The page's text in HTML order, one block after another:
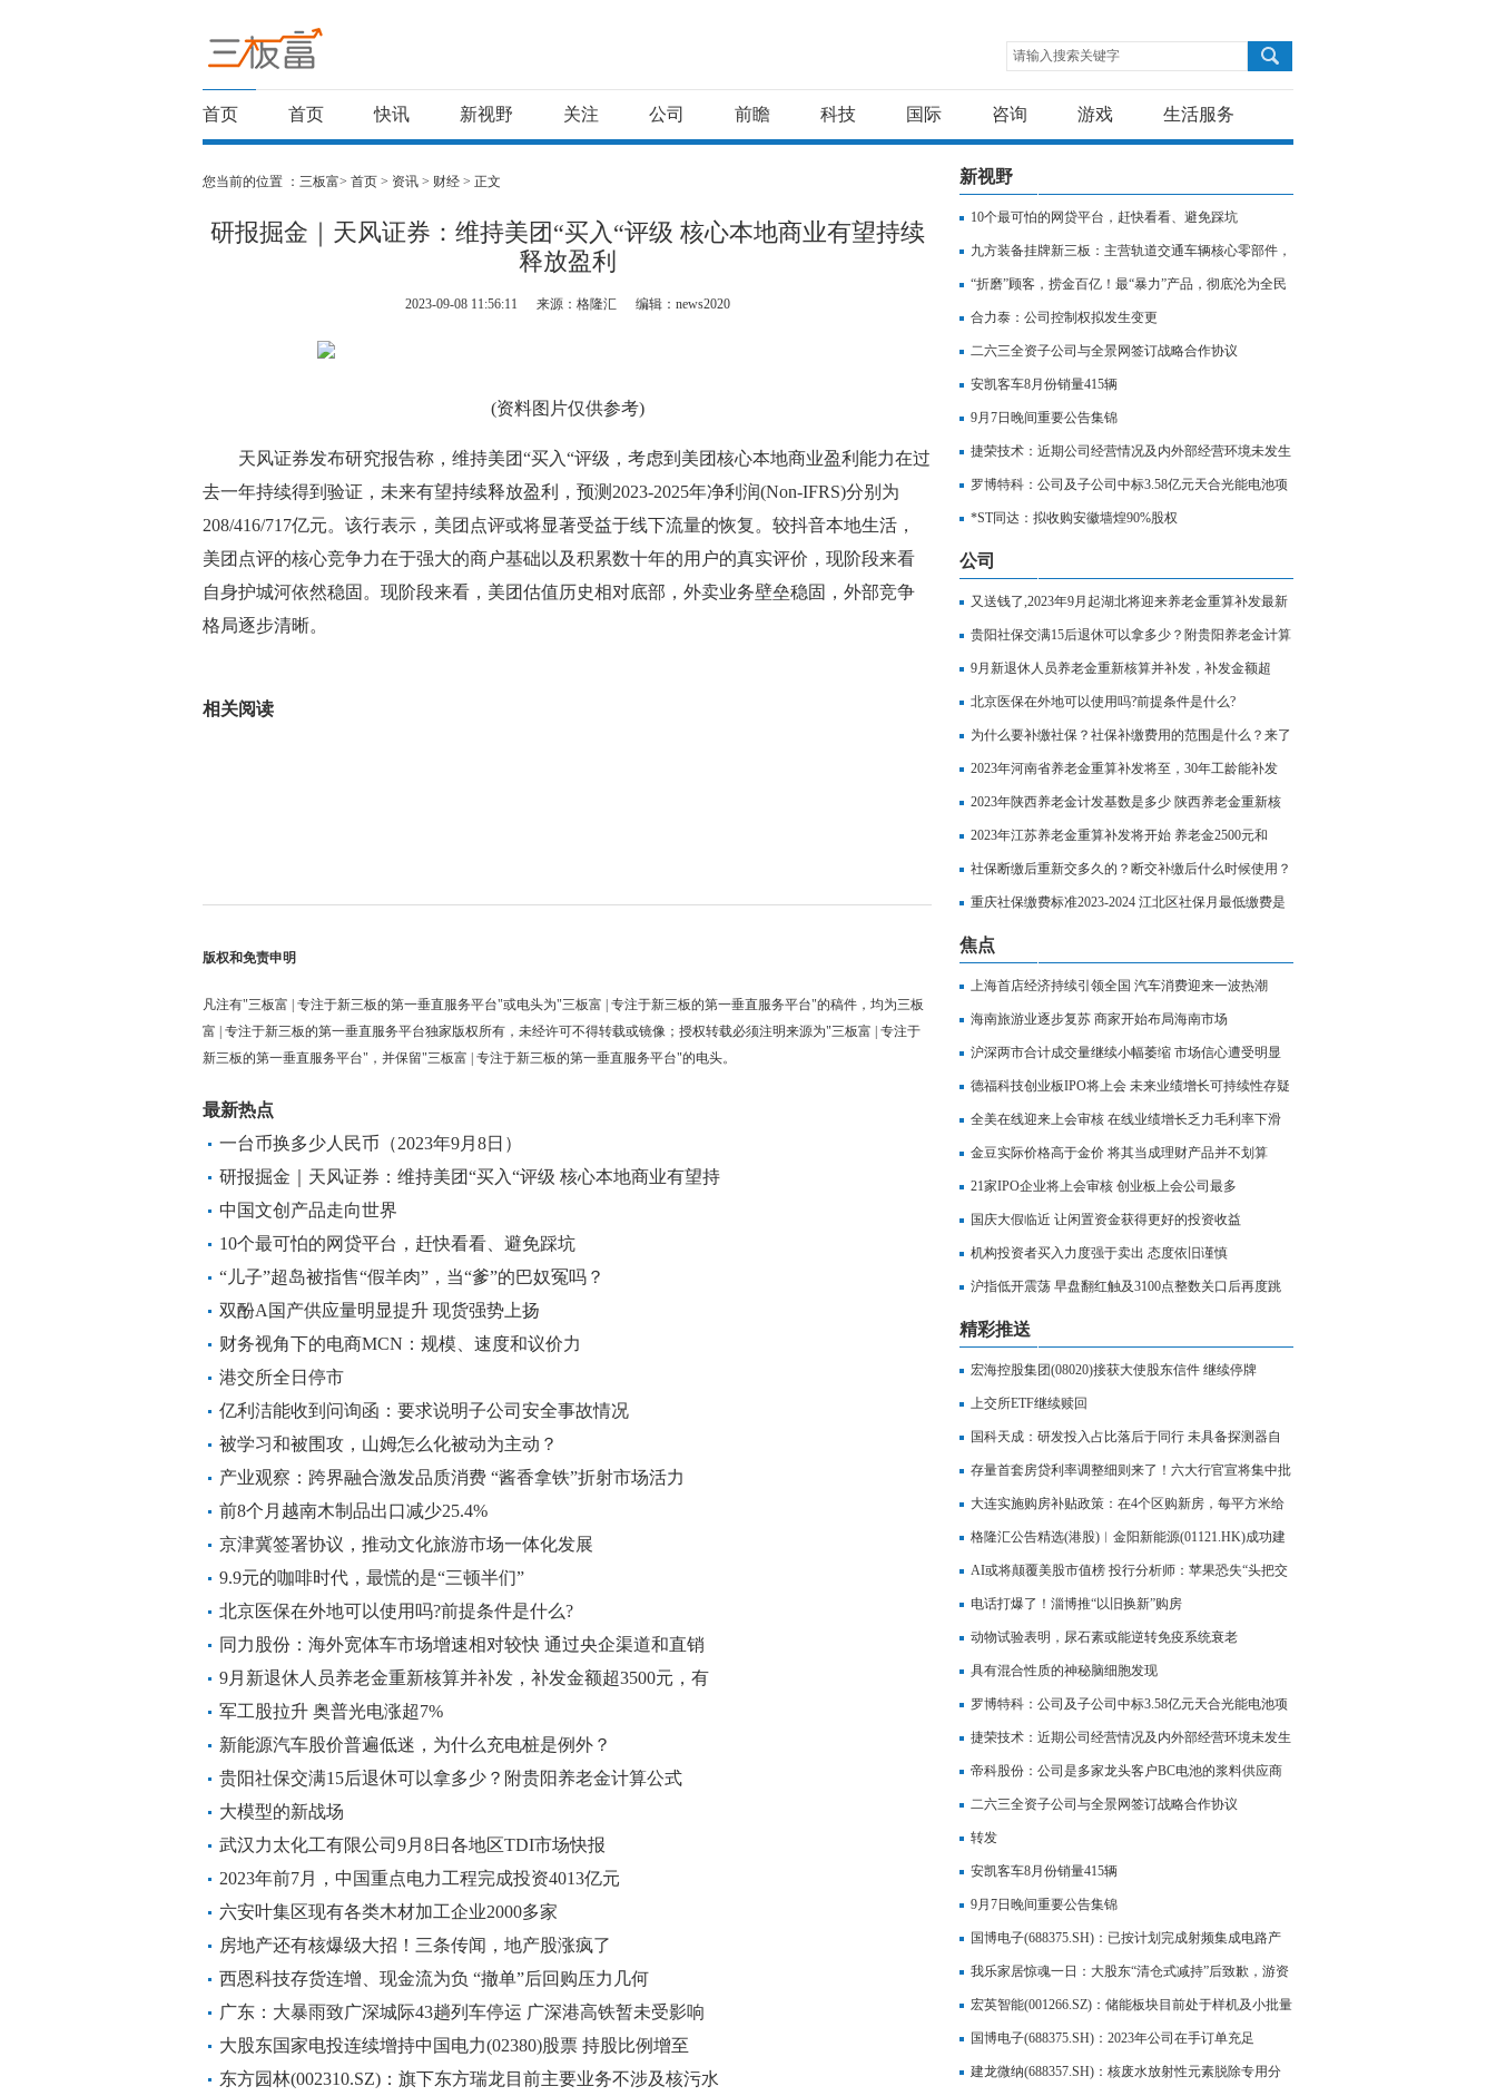
请输入搜索关键字
首页 首页 快讯 新视野 关注 公司 前瞻 科技 国际 咨询 游戏 生活服务
您当前的位置 ： 三板富> 首页 > 资讯 > 财经 > 正文
研报掘金｜天风证券：维持美团“买入“评级 核心本地商业有望持续
释放盈利
2023-09-08 11:56:11 来源：格隆汇 编辑：news2020
(资料图片仅供参考)
天风证券发布研究报告称，维持美团“买入“评级，考虑到美团核心本地商业盈利能力在过
去一年持续得到验证，未来有望持续释放盈利，预测2023-2025年净利润(Non-IFRS)分别为
208/416/717亿元。该行表示，美团点评或将显著受益于线下流量的恢复。较抖音本地生活，
美团点评的核心竞争力在于强大的商户基础以及积累数十年的用户的真实评价，现阶段来看
自身护城河依然稳固。现阶段来看，美团估值历史相对底部，外卖业务壁垒稳固，外部竞争
格局逐步清晰。
相关阅读
版权和免责申明
凡注有"三板富 | 专注于新三板的第一垂直服务平台"或电头为"三板富 | 专注于新三板的第一垂直服务平台"的稿件，均为三板
富 | 专注于新三板的第一垂直服务平台独家版权所有，未经许可不得转载或镜像；授权转载必须注明来源为"三板富 | 专注于
新三板的第一垂直服务平台"，并保留"三板富 | 专注于新三板的第一垂直服务平台"的电头。
最新热点
一台币换多少人民币（2023年9月8日）
研报掘金｜天风证券：维持美团“买入“评级 核心本地商业有望持
续释放盈利
中国文创产品走向世界
10个最可怕的网贷平台，赶快看看、避免踩坑
“儿子”超岛被指售“假羊肉”，当“爹”的巴奴冤吗？
双酚A国产供应量明显提升 现货强势上扬
财务视角下的电商MCN：规模、速度和议价力
港交所全日停市
亿利洁能收到问询函：要求说明子公司安全事故情况
被学习和被围攻，山姆怎么化被动为主动？
产业观察：跨界融合激发品质消费 “酱香拿铁”折射市场活力
前8个月越南木制品出口减少25.4%
京津冀签署协议，推动文化旅游市场一体化发展
9.9元的咖啡时代，最慌的是“三顿半们”
北京医保在外地可以使用吗?前提条件是什么?
同力股份：海外宽体车市场增速相对较快 通过央企渠道和直销
渠道的销量接近去年全年
9月新退休人员养老金重新核算并补发，补发金额超3500元，有
可能吗？
军工股拉升 奥普光电涨超7%
新能源汽车股价普遍低迷，为什么充电桩是例外？
贵阳社保交满15后退休可以拿多少？附贵阳养老金计算公式
大模型的新战场
武汉力太化工有限公司9月8日各地区TDI市场快报
2023年前7月，中国重点电力工程完成投资4013亿元
六安叶集区现有各类木材加工企业2000多家
房地产还有核爆级大招！三条传闻，地产股涨疯了
西恩科技存货连增、现金流为负 “撤单”后回购压力几何
广东：大暴雨致广深城际43趟列车停运 广深港高铁暂未受影响
大股东国家电投连续增持中国电力(02380)股票 持股比例增至
62.02%
东方园林(002310.SZ)：旗下东方瑞龙目前主要业务不涉及核污水
新视野
10个最可怕的网贷平台，赶快看看、避免踩坑
九方装备挂牌新三板：主营轨道交通车辆核心零部件，
2022年净利6754万元
“折磨”顾客，捞金百亿！最“暴力”产品，彻底沦为全民
公敌
合力泰：公司控制权拟发生变更
二六三全资子公司与全景网签订战略合作协议
安凯客车8月份销量415辆
9月7日晚间重要公告集锦
捷荣技术：近期公司经营情况及内外部经营环境未发生
重大变化
罗博特科：公司及子公司中标3.58亿元天合光能电池项
目
*ST同达：拟收购安徽墙煌90%股权
公司
又送钱了,2023年9月起湖北将迎来养老金重算补发最新
消息（附湖北养老金重算补发公式）
贵阳社保交满15后退休可以拿多少？附贵阳养老金计算
公式
9月新退休人员养老金重新核算并补发，补发金额超
3500元，有可能吗？
北京医保在外地可以使用吗?前提条件是什么?
为什么要补缴社保？社保补缴费用的范围是什么？来了
解一下
2023年河南省养老金重算补发将至，30年工龄能补发
1800元吗？看看
2023年陕西养老金计发基数是多少 陕西养老金重新核
算并补发将开始
2023年江苏养老金重算补发将开始 养老金2500元和
6500元补发多少？
社保断缴后重新交多久的？断交补缴后什么时候使用？
重庆社保缴费标准2023-2024 江北区社保月最低缴费是
多少（附数据）
焦点
上海首店经济持续引领全国 汽车消费迎来一波热潮
海南旅游业逐步复苏 商家开始布局海南市场
沪深两市合计成交量继续小幅萎缩 市场信心遭受明显
打击
德福科技创业板IPO将上会 未来业绩增长可持续性存疑
全美在线迎来上会审核 在线业绩增长乏力毛利率下滑
金豆实际价格高于金价 将其当成理财产品并不划算
21家IPO企业将上会审核 创业板上会公司最多
国庆大假临近 让闲置资金获得更好的投资收益
机构投资者买入力度强于卖出 态度依旧谨慎
沪指低开震荡 早盘翻红触及3100点整数关口后再度跳
水
精彩推送
宏海控股集团(08020)接获大使股东信件 继续停牌
上交所ETF继续赎回
国科天成：研发投入占比落后于同行 未具备探测器自
产能力或依赖外购
存量首套房贷利率调整细则来了！六大行官宣将集中批
量处理
大连实施购房补贴政策：在4个区购新房，每平方米给
予200元补贴
格隆汇公告精选(港股)︱金阳新能源(01121.HK)成功建
设新一代异质结背接触(HBC)电池第一条生产线
AI或将颠覆美股市值榜 投行分析师：苹果恐失“头把交
椅”
电话打爆了！淄博推“以旧换新”购房
动物试验表明，尿石素或能逆转免疫系统衰老
具有混合性质的神秘脑细胞发现
罗博特科：公司及子公司中标3.58亿元天合光能电池项
目
捷荣技术：近期公司经营情况及内外部经营环境未发生
重大变化
帝科股份：公司是多家龙头客户BC电池的浆料供应商
二六三全资子公司与全景网签订战略合作协议
转发
安凯客车8月份销量415辆
9月7日晚间重要公告集锦
国博电子(688375.SH)：已按计划完成射频集成电路产
业化项目一期工程建设
我乐家居惊魂一日：大股东“清仓式减持”后致歉，游资
爆炒难改基本面？
宏英智能(001266.SZ)：储能板块目前处于样机及小批量
试装状态，收入占比不高
国博电子(688375.SH)：2023年公司在手订单充足
建龙微纳(688357.SH)：核废水放射性元素脱除专用分